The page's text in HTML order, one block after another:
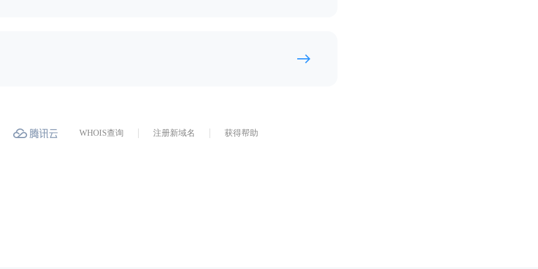
WHOIS查询 注册新域名 获得帮助